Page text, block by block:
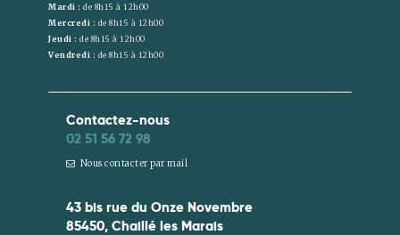
Mardi : de 8h15 à 12h00
Mercredi : de 8h15 à 12h00
Jeudi : de 8h15 à 12h00
Vendredi : de 8h15 à 12h00
Contactez-nous
02 51 56 72 98
Nous contacter par mail
43 bis rue du Onze Novembre
85450, Chaillé les Marais